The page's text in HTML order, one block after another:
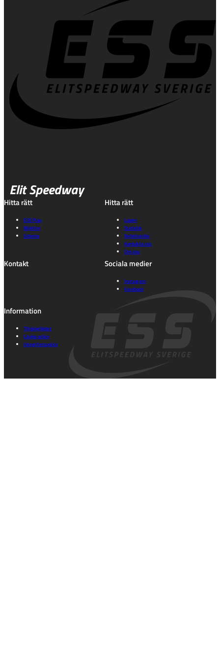
Elit Speedway
Hitta rätt
ESS Play
Biljetter
Schema
Hitta rätt
Lagen
Statistik
Nyhetsarkiv
Kontakta oss
Om oss
Kontakt Sociala medier
Instagram
Facebook
Information
Tillgänglighet
Cookie policy
Integritetspolicy